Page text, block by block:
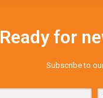
Ready for
Subscribe to